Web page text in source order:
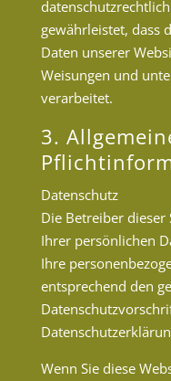
gewährleistet, dass
Daten unserer
Weisungen und
verarbeitet.
3.
Datenschutz
Die Betreiber dieser
Ihrer persönlichen
Ihre
entsprechend den
Wenn Sie diese